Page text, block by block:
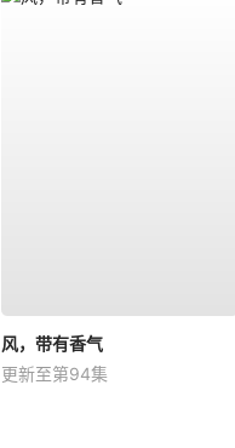
风，带有香气
更新至第94集